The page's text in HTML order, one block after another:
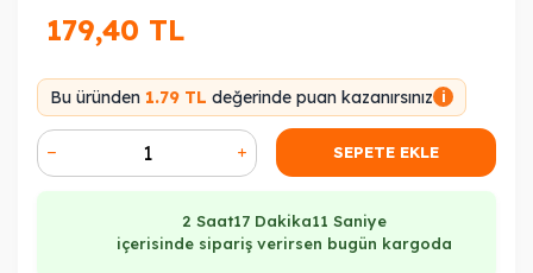
179,40 TL
Bu üründen 1.79 TL değerinde puan kazanırsınız i
SEPETE EKLE
2 Saat17 Dakika11 Saniye
içerisinde sipariş verirsen bugün kargoda